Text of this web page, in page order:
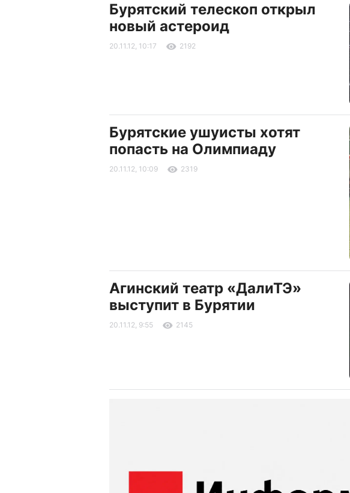
Бурятский телескоп открыл
новый астероид
20.11.12, 10:17 2192
Бурятские ушуисты хотят
попасть на Олимпиаду
20.11.12, 10:09 2319
Агинский театр «ДалиТЭ»
выступит в Бурятии
20.11.12, 9:55 2145